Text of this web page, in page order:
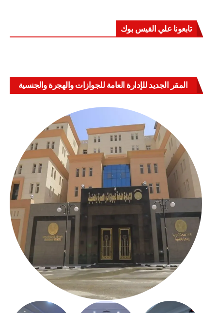
تابعونا علي الفيس بوك
المقر الجديد للإدارة العامة للجوازات والهجرة والجنسية